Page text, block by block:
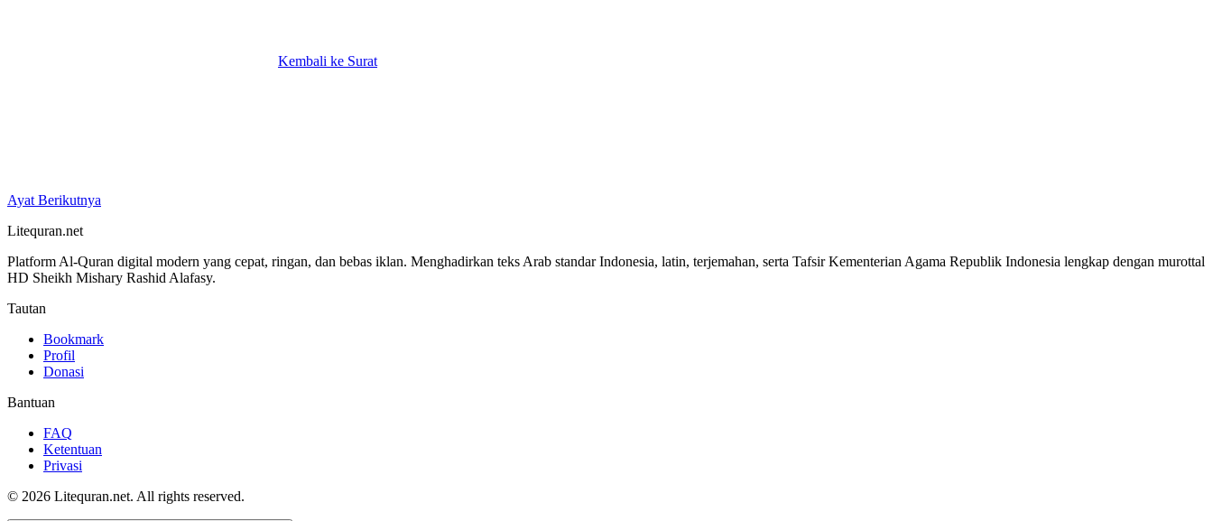
Kembali ke Surat
Ayat Berikutnya
Litequran.net
Platform Al-Quran digital modern yang cepat, ringan, dan bebas iklan. Menghadirkan teks Arab standar Indonesia, latin, terjemahan, serta Tafsir Kementerian Agama Republik Indonesia lengkap dengan murottal
HD Sheikh Mishary Rashid Alafasy.
Tautan
Bookmark
Profil
Donasi
Bantuan
FAQ
Ketentuan
Privasi
© 2026 Litequran.net. All rights reserved.